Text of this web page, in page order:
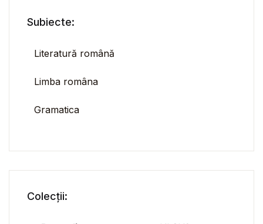
Subiecte:
Literatură română
Limba româna
Gramatica
Colecții: